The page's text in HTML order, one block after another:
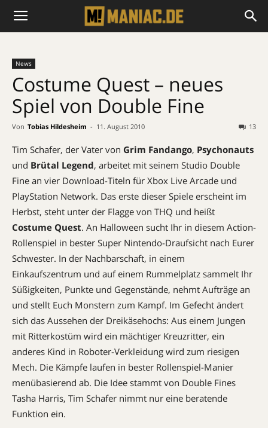
News
Costume Quest – neues
Spiel von Double Fine
Von Tobias Hildesheim - 11. August 2010 13
Tim Schafer, der Vater von Grim Fandango, Psychonauts
und Brütal Legend, arbeitet mit seinem Studio Double
Fine an vier Download-Titeln für Xbox Live Arcade und
PlayStation Network. Das erste dieser Spiele erscheint im
Herbst, steht unter der Flagge von THQ und heißt
Costume Quest. An Halloween sucht Ihr in diesem Action-
Rollenspiel in bester Super Nintendo-Draufsicht nach Eurer
Schwester. In der Nachbarschaft, in einem
Einkaufszentrum und auf einem Rummelplatz sammelt Ihr
Süßigkeiten, Punkte und Gegenstände, nehmt Aufträge an
und stellt Euch Monstern zum Kampf. Im Gefecht ändert
sich das Aussehen der Dreikäsehochs: Aus einem Jungen
mit Ritterkostüm wird ein mächtiger Kreuzritter, ein
anderes Kind in Roboter-Verkleidung wird zum riesigen
Mech. Die Kämpfe laufen in bester Rollenspiel-Manier
menübasierend ab. Die Idee stammt von Double Fines
Tasha Harris, Tim Schafer nimmt nur eine beratende
Funktion ein.